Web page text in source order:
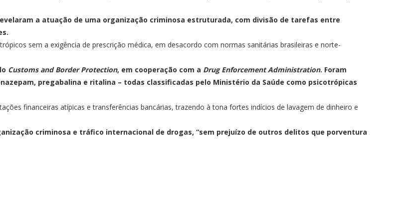
a atuação de uma organização criminosa estruturada, com divisão de tarefas entre
sem a exigência de prescrição médica, em desacordo com normas sanitárias brasileiras e norte-
Customs and Border Protection, em cooperação com a Drug Enforcement Administration. Foram
pregabalina e ritalina – todas classificadas pelo Ministério da Saúde como psicotrópicas
financeiras atípicas e transferências bancárias, trazendo à tona fortes indícios de lavagem de dinheiro e
criminosa e tráfico internacional de drogas, “sem prejuízo de outros delitos que porventura